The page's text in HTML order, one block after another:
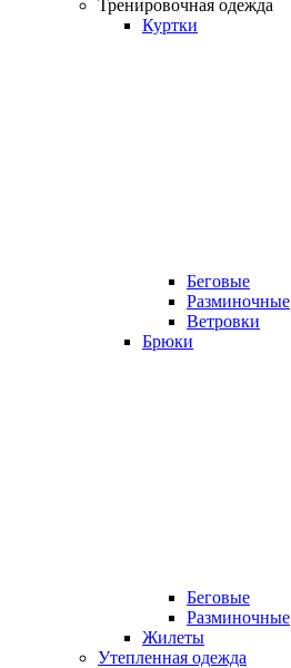
Тренировочная одежда
Куртки
Беговые
Разминочные
Ветровки
Брюки
Беговые
Разминочные
Жилеты
Утепленная одежда